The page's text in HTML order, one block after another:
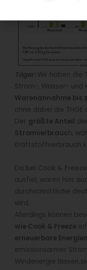
Täger: Wir haben die
Strom-, Wasser-
Warenannahme bis
ohne dabei die
Der größte Anteil
Stromverbrauch,
Kraftstoffverbrauch
Da bei Cook &
ausfiel, waren hier
durchschnittliche
wird.
Allerdings können
wie Cook & Freeze
erneuerbare
emissionsarmer
Windenergie lassen